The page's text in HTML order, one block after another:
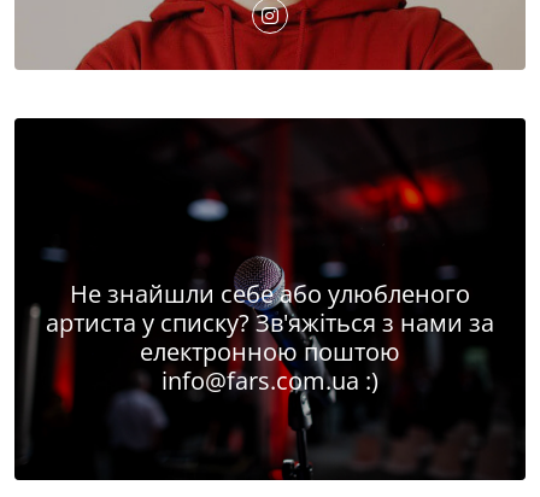
Не знайшли себе або улюбленого
артиста у списку? Зв'яжіться з нами за
електронною поштою
info@fars.com.ua :)